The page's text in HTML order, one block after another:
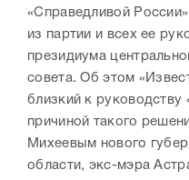
«Справедливой
из партии и всех ее
президиума
совета. Об этом
близкий к
причиной такого
Михеевым нового
области, экс-мэра